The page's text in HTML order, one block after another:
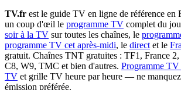
TV.fr est le guide TV en ligne de référence en
un coup d'œil le programme TV complet du
soir à la TV sur toutes les chaînes, le
programme TV cet après-midi, le direct et le
gratuit. Chaînes TNT gratuites : TF1, France
C8, W9, TMC et bien d'autres. Programme TV
TV et grille TV heure par heure — ne
émission préférée.